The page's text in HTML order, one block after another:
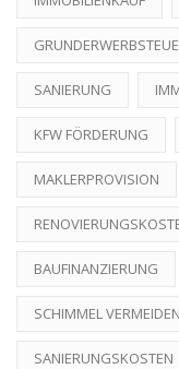
SANIERUNG
KFW FÖRDERUNG
MAKLERPROVISION
BAUFINANZIERUNG
SCHIMMEL VERMEIDEN
SANIERUNGSKOSTEN